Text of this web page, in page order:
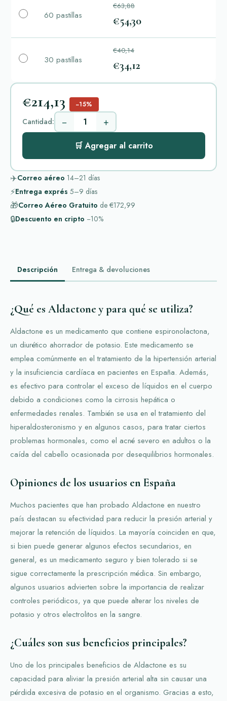
60 pastillas
€63,88
€54,30
30 pastillas
€40,14
€34,12
€214,13 −15%
Cantidad: − +
🛒 Agregar al carrito
✈️Correo aéreo 14–21 días
⚡Entrega exprés 5–9 días
🎁Correo Aéreo Gratuito de €172,99
🔒Descuento en cripto −10%
Descripción Entrega & devoluciones
¿Qué es Aldactone y para qué se utiliza?
Aldactone es un medicamento que contiene espironolactona,
un diurético ahorrador de potasio. Este medicamento se
emplea comúnmente en el tratamiento de la hipertensión arterial
y la insuficiencia cardíaca en pacientes en España. Además,
es efectivo para controlar el exceso de líquidos en el cuerpo
debido a condiciones como la cirrosis hepática o
enfermedades renales. También se usa en el tratamiento del
hiperaldosteronismo y en algunos casos, para tratar ciertos
problemas hormonales, como el acné severo en adultos o la
caída del cabello ocasionada por desequilibrios hormonales.
Opiniones de los usuarios en España
Muchos pacientes que han probado Aldactone en nuestro
país destacan su efectividad para reducir la presión arterial y
mejorar la retención de líquidos. La mayoría coinciden en que,
si bien puede generar algunos efectos secundarios, en
general, es un medicamento seguro y bien tolerado si se
sigue correctamente la prescripción médica. Sin embargo,
algunos usuarios advierten sobre la importancia de realizar
controles periódicos, ya que puede alterar los niveles de
potasio y otros electrolitos en la sangre.
¿Cuáles son sus beneficios principales?
Uno de los principales beneficios de Aldactone es su
capacidad para aliviar la presión arterial alta sin causar una
pérdida excesiva de potasio en el organismo. Gracias a esto,